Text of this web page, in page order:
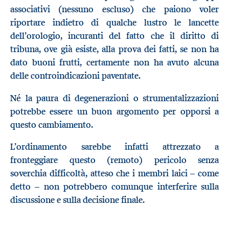
associativi (nessuno escluso) che paiono voler
riportare indietro di qualche lustro le lancette
dell’orologio, incuranti del fatto che il diritto di
tribuna, ove già esiste, alla prova dei fatti, se non ha
dato buoni frutti, certamente non ha avuto alcuna
delle controindicazioni paventate.
Né la paura di degenerazioni o strumentalizzazioni
potrebbe essere un buon argomento per opporsi a
questo cambiamento.
L’ordinamento sarebbe infatti attrezzato a
fronteggiare questo (remoto) pericolo senza
soverchia difficoltà, atteso che i membri laici – come
detto – non potrebbero comunque interferire sulla
discussione e sulla decisione finale.